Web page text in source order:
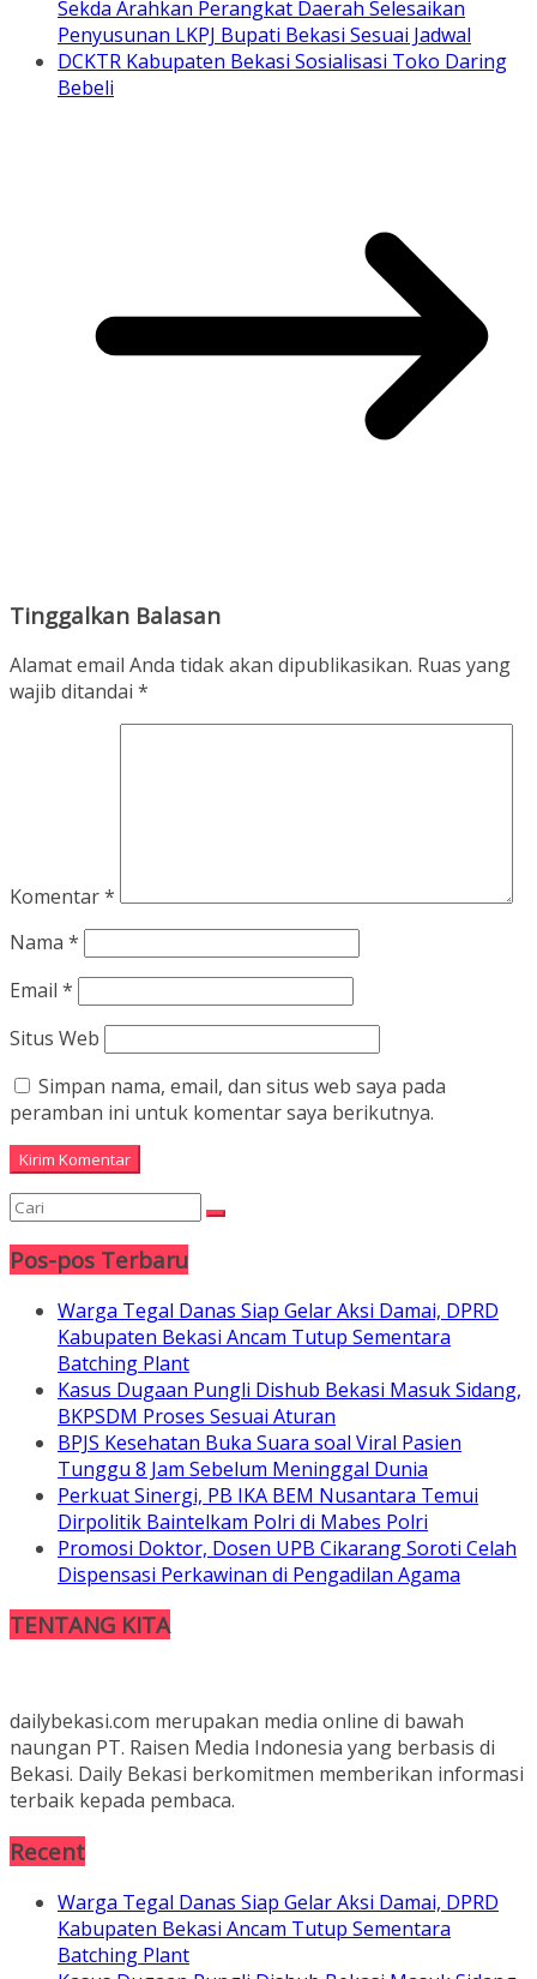
Sekda Arahkan Perangkat Daerah Selesaikan
Penyusunan LKPJ Bupati Bekasi Sesuai Jadwal
DCKTR Kabupaten Bekasi Sosialisasi Toko Daring
Bebeli
Tinggalkan Balasan
Alamat email Anda tidak akan dipublikasikan. Ruas yang
wajib ditandai *
Komentar*
Nama *
Email *
Situs Web
Simpan nama, email, dan situs web saya pada
peramban ini untuk komentar saya berikutnya.
Pos-pos Terbaru
Warga Tegal Danas Siap Gelar Aksi Damai, DPRD
Kabupaten Bekasi Ancam Tutup Sementara
Batching Plant
Kasus Dugaan Pungli Dishub Bekasi Masuk Sidang,
BKPSDM Proses Sesuai Aturan
BPJS Kesehatan Buka Suara soal Viral Pasien
Tunggu 8 Jam Sebelum Meninggal Dunia
Perkuat Sinergi, PB IKA BEM Nusantara Temui
Dirpolitik Baintelkam Polri di Mabes Polri
Promosi Doktor, Dosen UPB Cikarang Soroti Celah
Dispensasi Perkawinan di Pengadilan Agama
TENTANG KITA
dailybekasi.com merupakan media online di bawah
naungan PT. Raisen Media Indonesia yang berbasis di
Bekasi. Daily Bekasi berkomitmen memberikan informasi
terbaik kepada pembaca.
Recent
Warga Tegal Danas Siap Gelar Aksi Damai, DPRD
Kabupaten Bekasi Ancam Tutup Sementara
Batching Plant